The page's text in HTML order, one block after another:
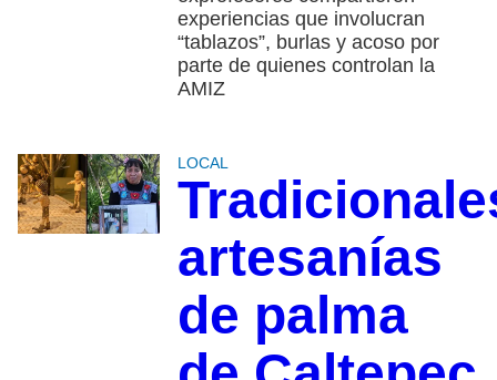
experiencias que involucran
“tablazos”, burlas y acoso por
parte de quienes controlan la
AMIZ
LOCAL
artesanías
de palma